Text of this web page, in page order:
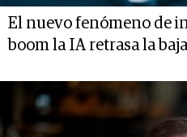
El nuevo fenómeno de
boom la IA retrasa la